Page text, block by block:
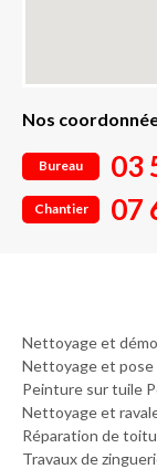
Nos
Bureau 03
Chantier 07
Nettoyage et
Nettoyage et
Peinture sur tuile
Nettoyage et
Réparation de
Travaux de